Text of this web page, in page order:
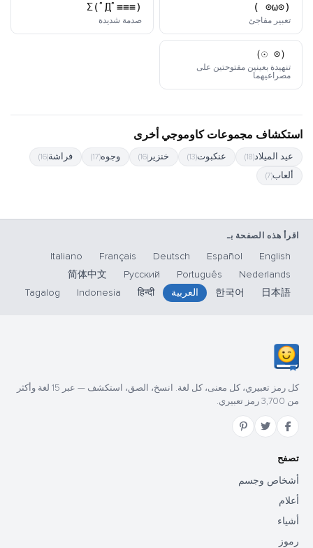
(⊙ω⊙ )
تعبير مفاجئكاوموجي
Σ(ﾟДﾟ≡≡≡)
صدمة شديدة
（⊙_☉）
تنهيدة بعينين مفتوحتين على
مصراعيهما كاوموجي
استكشاف مجموعات كاوموجي أخرى
عيد الميلاد(18) عنكبوت(13) خنزير (16) وجوه(17) فراشة(16)
ألعاب(7)
اقرأ هذه الصفحة بـ
English
Español
Deutsch
Français
Italiano
Nederlands
Português
Русский
简体中文
日本語
한국어 العربية हिन्दी
Indonesia
Tagalog
كل رمز تعبيري، كل معنى، كل لغة. انسخ، الصق، استكشف — عبر 15 لغة وأكثر
من 3,700 رمز تعبيري.
تصفح
أشخاص وجسم
أعلام
أشياء
رموز